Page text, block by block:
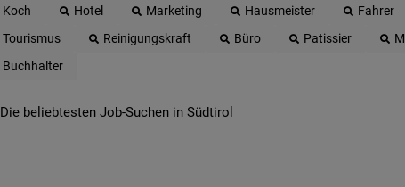
Koch Hotel Marketing Hausmeister Fahrer
Tourismus
Reinigungskraft Büro Patissier
Buchhalter
Die beliebtesten Job-Suchen in Südtirol